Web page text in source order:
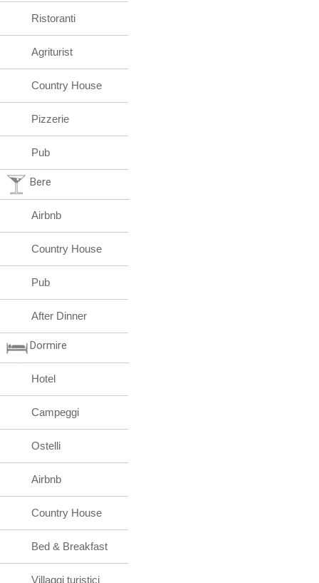
Ristoranti
Agriturist
Country House
Pizzerie
Pub
Bere
Airbnb
Country House
Pub
After Dinner
Dormire
Hotel
Campeggi
Ostelli
Airbnb
Country House
Bed & Breakfast
Villaggi turistici